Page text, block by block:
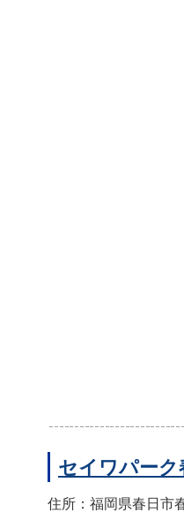
セイワパーク
住所：福岡県春日